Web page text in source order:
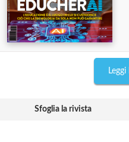
Sfoglia la rivista